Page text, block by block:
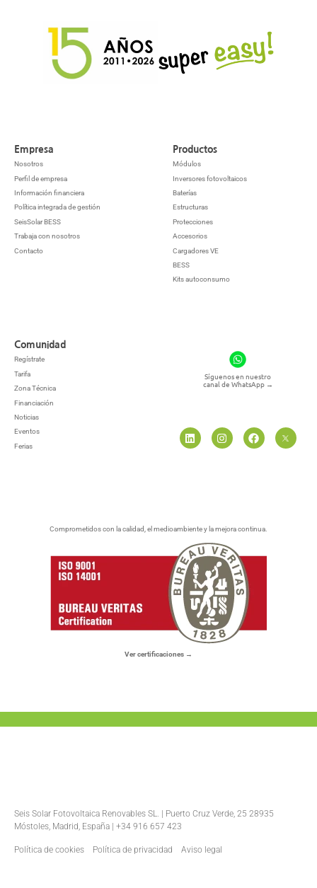
Empresa
Nosotros
Perfil de empresa
Información financiera
Política integrada de gestión
SeisSolar BESS
Trabaja con nosotros
Contacto
Productos
Módulos
Inversores fotovoltaicos
Baterías
Estructuras
Protecciones
Accesorios
Cargadores VE
BESS
Kits autoconsumo
Comunidad
Regístrate
Tarifa
Zona Técnica
Financiación
Noticias
Eventos
Ferias
Síguenos en nuestro
canal de WhatsApp →
Comprometidos con la calidad, el medioambiente y la mejora continua.
Ver certificaciones →
Seis Solar Fotovoltaica Renovables SL. | Puerto Cruz Verde, 25 28935
Móstoles, Madrid, España | +34 916 657 423
Política de cookies Política de privacidad Aviso legal